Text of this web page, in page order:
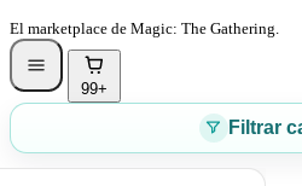
El marketplace de Magic: The Gathering.
99+
Filtrar